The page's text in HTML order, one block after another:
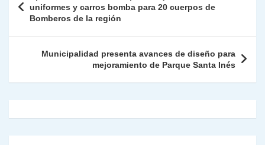
p
o
k
ie
n
dl
y
ar
tir
de
entradas
uniformes y carros bomba para 20 cuerpos de
Bomberos de la región
Municipalidad presenta avances de diseño para
mejoramiento de Parque Santa Inés